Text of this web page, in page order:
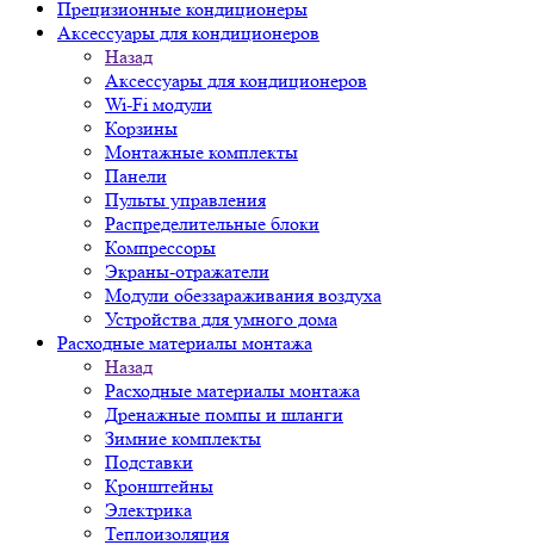
Прецизионные кондиционеры
Аксессуары для кондиционеров
Назад
Аксессуары для кондиционеров
Wi-Fi модули
Корзины
Монтажные комплекты
Панели
Пульты управления
Распределительные блоки
Компрессоры
Экраны-отражатели
Модули обеззараживания воздуха
Устройства для умного дома
Расходные материалы монтажа
Назад
Расходные материалы монтажа
Дренажные помпы и шланги
Зимние комплекты
Подставки
Кронштейны
Электрика
Теплоизоляция